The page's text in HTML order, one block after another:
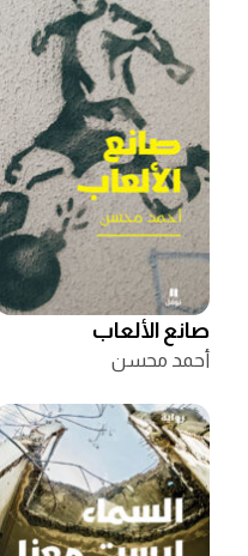
صانع الألعاب
أحمد محسن